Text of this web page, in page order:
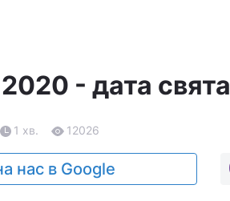
2020 - дата свята
1 хв. 12026
нас в Google